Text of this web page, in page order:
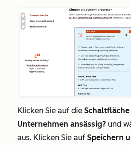
Klicken Sie auf die
Unternehmen ansässig? und
aus. Klicken Sie auf Speichern